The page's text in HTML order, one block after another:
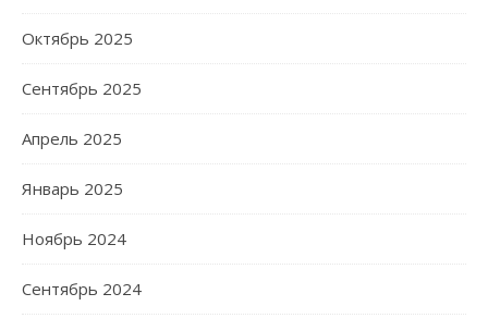
Октябрь 2025
Сентябрь 2025
Апрель 2025
Январь 2025
Ноябрь 2024
Сентябрь 2024